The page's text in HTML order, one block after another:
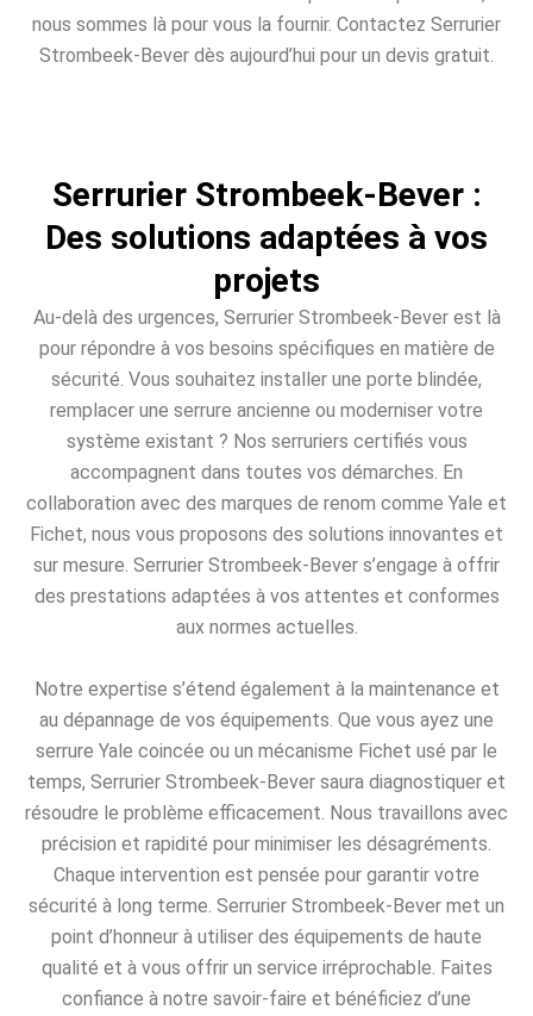
nous sommes là pour vous la fournir. Contactez Serrurier
Strombeek-Bever dès aujourd’hui pour un devis gratuit.
Serrurier Strombeek-Bever :
Des solutions adaptées à vos
projets
Au-delà des urgences, Serrurier Strombeek-Bever est là
pour répondre à vos besoins spécifiques en matière de
sécurité. Vous souhaitez installer une porte blindée,
remplacer une serrure ancienne ou moderniser votre
système existant ? Nos serruriers certifiés vous
accompagnent dans toutes vos démarches. En
collaboration avec des marques de renom comme Yale et
Fichet, nous vous proposons des solutions innovantes et
sur mesure. Serrurier Strombeek-Bever s’engage à offrir
des prestations adaptées à vos attentes et conformes
aux normes actuelles.
Notre expertise s’étend également à la maintenance et
au dépannage de vos équipements. Que vous ayez une
serrure Yale coincée ou un mécanisme Fichet usé par le
temps, Serrurier Strombeek-Bever saura diagnostiquer et
résoudre le problème efficacement. Nous travaillons avec
précision et rapidité pour minimiser les désagréments.
Chaque intervention est pensée pour garantir votre
sécurité à long terme. Serrurier Strombeek-Bever met un
point d’honneur à utiliser des équipements de haute
qualité et à vous offrir un service irréprochable. Faites
confiance à notre savoir-faire et bénéficiez d’une